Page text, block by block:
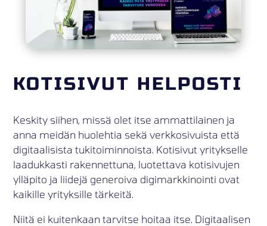
KOTISIVUT HELPOSTI
Keskity siihen, missä olet itse ammattilainen ja
anna meidän huolehtia sekä verkkosivuista että
digitaalisista tukitoiminnoista. Kotisivut yritykselle
laadukkasti rakennettuna, luotettava kotisivujen
ylläpito ja liidejä generoiva digimarkkinointi ovat
kaikille yrityksille tärkeitä.
Niitä ei kuitenkaan tarvitse hoitaa itse. Digitaalisen